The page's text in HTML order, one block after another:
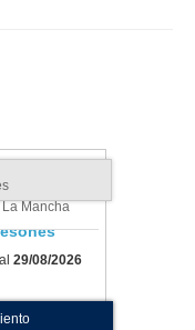
Mancha
al 29/08/2026